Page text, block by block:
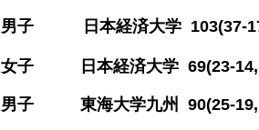
​男子 日本経済大学 103(37-
​女子 日本経済大学 69(23-
男子 東海大学九州 90(25-